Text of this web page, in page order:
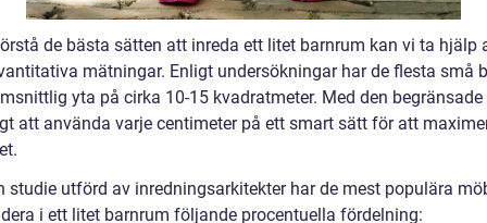
de bästa sätten att inreda ett litet barnrum kan vi ta hjälp
mätningar. Enligt undersökningar har de flesta små
yta på cirka 10-15 kvadratmeter. Med den
att använda varje centimeter på ett smart sätt för att
studie utförd av inredningsarkitekter har de mest populära
i ett litet barnrum följande procentuella fördelning: